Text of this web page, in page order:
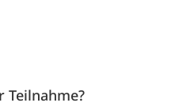
Teilnahme?